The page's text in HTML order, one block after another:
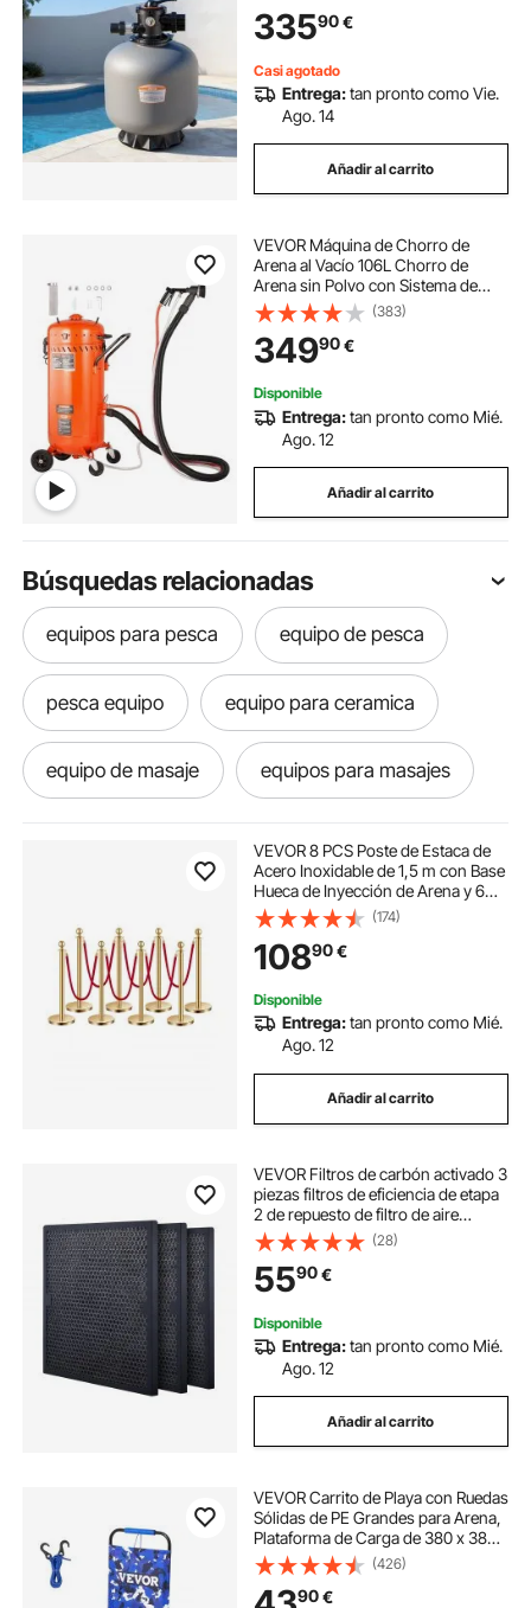
Recirculación, Desagüe, Invierno y
Modos Cerrados
33590€
Casi agotado
Entrega:tan pronto como Vie.
Ago. 14
Añadir al carrito
VEVOR Máquina de Chorro de
Arena al Vacío 106L Chorro de
Arena sin Polvo con Sistema de
Vacío Incorporado 1200 W para
Control de Polvo Reciclaje de
Abrasivos Máquina de Chorro
Abrasivo 60-110 PSI
(383)
34990€
Disponible
Entrega:tan pronto como Mié.
Ago. 12
Añadir al carrito
Búsquedas relacionadas
equipos para pesca equipo de pesca
pesca equipo equipo para ceramica
equipo de masaje equipos para masajes
equipo para el campo
equipo de fitness equipo de boxeo
VEVOR 8 PCS Poste de Estaca de
Acero Inoxidable de 1,5 m con Base
Hueca de Inyección de Arena y 6
Cuerdas de Terciopelo Rojo,
Barreras de Control de Multitudes
para Teatro, Fiesta, Boda, Dorado
(174)
10890€
Disponible
Entrega:tan pronto como Mié.
Ago. 12
Añadir al carrito
VEVOR Filtros de carbón activado 3
piezas filtros de eficiencia de etapa
2 de repuesto de filtro de aire
compatibles con purificador,
purificadores de aire, equipo de
restauración de daños por agua
(28)
5590€
Disponible
Entrega:tan pronto como Mié.
Ago. 12
Añadir al carrito
VEVOR Carrito de Playa con Ruedas
Sólidas de PE Grandes para Arena,
Plataforma de Carga de 380 x 386
mm, Carro de Arena Plegable,
Carro Resistente para pícnica,
Camp, Pesca, Playa, Jardinería
(426)
90€